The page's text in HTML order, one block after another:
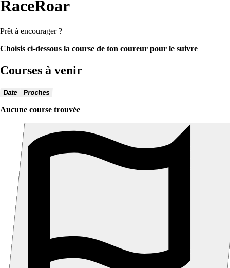
RaceRoar
Prêt à encourager ?
Choisis ci-dessous la course de ton coureur pour le suivre
Courses à venir
Date Proches
Aucune course trouvée